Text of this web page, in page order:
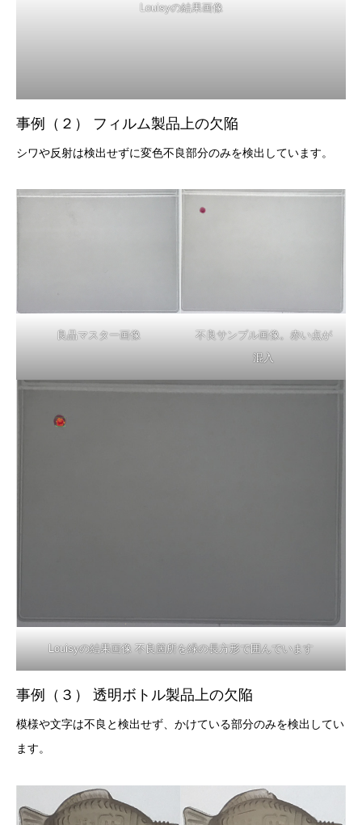
Louisyの結果画像
事例（２） フィルム製品上の欠陥
シワや反射は検出せずに変色不良部分のみを検出しています。
良品マスター画像
不良サンプル画像。赤い点が
混入
Louisyの結果画像 不良箇所を緑の長方形で囲んでいます
事例（３） 透明ボトル製品上の欠陥
模様や文字は不良と検出せず、かけている部分のみを検出してい
ます。